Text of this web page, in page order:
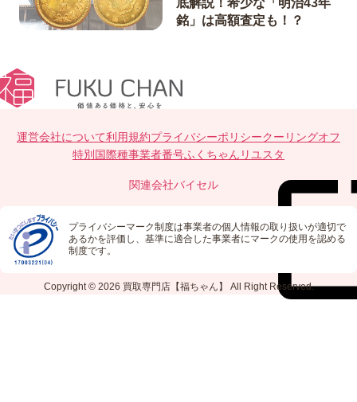
底解説！希少な「明治43年
銘」は高額査定も！？
運営会社について利用規約プライバシーポリシークーリングオフ
特別国際種事業者番号ふくちゃんリユスタ
関連会社バイセル
プライバシーマーク制度は事業者の個人情報の取り扱いが適切で
あるかを評価し、基準に適合した事業者にマークの使用を認める
制度です。
Copyright © 2026 買取専門店【福ちゃん】 All Right Reserved.